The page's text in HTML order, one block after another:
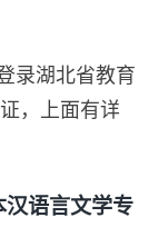
录湖北省教育
，上面有详
语言文学专